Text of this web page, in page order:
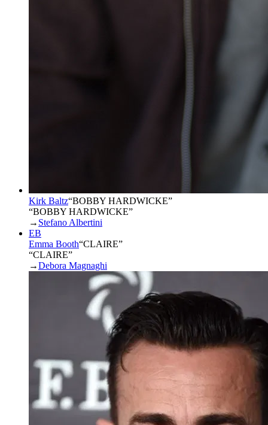
Kirk Baltz“BOBBY HARDWICKE”
“BOBBY HARDWICKE”
→ Stefano Albertini
EB
Emma Booth“CLAIRE”
“CLAIRE”
→Debora Magnaghi